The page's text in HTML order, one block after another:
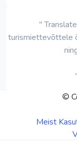
"
turismiettevõttele
©
Meist